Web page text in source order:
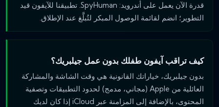
قدرة الآن يعمل على أندرويد: SpyHuman. تطبيقنا للآيفون قيد
التطوير؛ انضم لقائمة الوصول المبكر لتُبلَّغ عند الإطلاق.
كيف تراقب آيفون طفلك بدون عمل جيلبريك؟
بدون جيلبريك، خياراتك القانونية هي وقت الشاشة والمشاركة
العائلية من Apple (مجاني، مدمج) لحدود التطبيقات وتصفية
المحتوى، بالإضافة إلى المزامنة عبر iCloud إذا كان لديك